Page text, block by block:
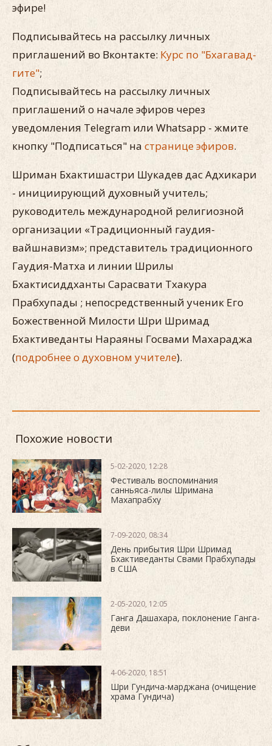
эфире!
Подписывайтесь на рассылку личных
приглашений во Вконтакте: Курс по "Бхагавад-
гите";
Подписывайтесь на рассылку личных
приглашений о начале эфиров через
уведомления Telegram или Whatsapp - жмите
кнопку "Подписаться" на странице эфиров.
Шриман Бхактишастри Шукадев дас Адхикари
- инициирующий духовный учитель;
руководитель международной религиозной
организации «Традиционный гаудия-
вайшнавизм»; представитель традиционного
Гаудия-Матха и линии Шрилы
Бхактисиддханты Сарасвати Тхакура
Прабхупады ; непосредственный ученик Его
Божественной Милости Шри Шримад
Бхактиведанты Нараяны Госвами Махараджа
(подробнее о духовном учителе).
Похожие новости
5-02-2020, 12:28
Фестиваль воспоминания
санньяса-лилы Шримана
Махапрабху
7-09-2020, 08:34
День прибытия Шри Шримад
Бхактиведанты Свами Прабхупады
в США
2-05-2020, 12:05
Ганга Дашахара, поклонение Ганга-
деви
4-06-2020, 18:51
Шри Гундича-марджана (очищение
храма Гундича)